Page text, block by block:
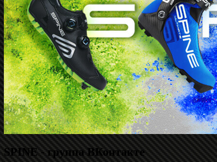
SPINE - группа ВКонтакте